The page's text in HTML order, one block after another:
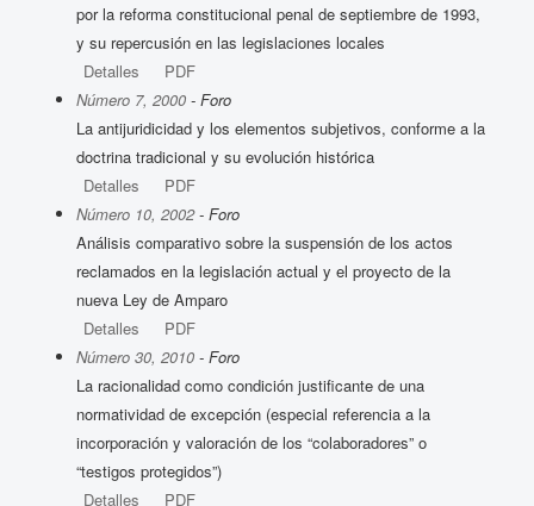
por la reforma constitucional penal de septiembre de 1993,
y su repercusión en las legislaciones locales
Detalles
PDF
Número 7, 2000- Foro
La antijuridicidad y los elementos subjetivos, conforme a la
doctrina tradicional y su evolución histórica
Detalles
PDF
Número 10, 2002- Foro
Análisis comparativo sobre la suspensión de los actos
reclamados en la legislación actual y el proyecto de la
nueva Ley de Amparo
Detalles
PDF
Número 30, 2010- Foro
La racionalidad como condición justificante de una
normatividad de excepción (especial referencia a la
incorporación y valoración de los “colaboradores” o
“testigos protegidos”)
Detalles
PDF